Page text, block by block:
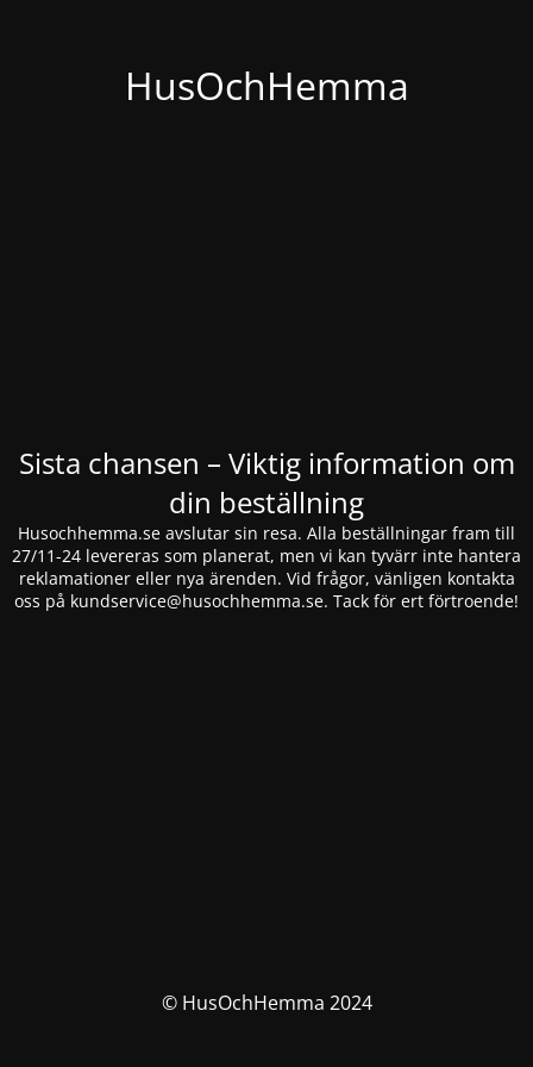
HusOchHemma
Sista chansen – Viktig information om
din beställning
Husochhemma.se avslutar sin resa. Alla beställningar fram till
27/11-24 levereras som planerat, men vi kan tyvärr inte hantera
reklamationer eller nya ärenden. Vid frågor, vänligen kontakta
oss på kundservice@husochhemma.se. Tack för ert förtroende!
© HusOchHemma 2024